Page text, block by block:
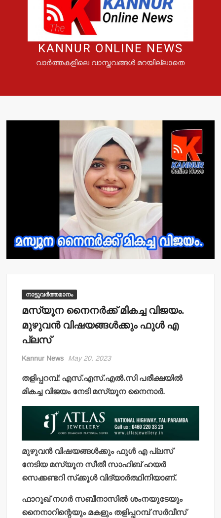
KANNUR ONLINE NEWS
വാർത്തകളിലെ വാസ്തവങ്ങൾ മറയില്ലാതെ
നാട്ടുവർത്തമാനം
മസ്യൂന നൈനര്‍ക്ക് മികച്ച വിജയം.
മുഴുവന്‍ വിഷയങ്ങള്‍ക്കും ഫുള്‍ എ
പ്ലസ്
Kannur News May 20, 2023
തളിപ്പറമ്പ്: എസ്.എസ്.എല്‍.സി പരീക്ഷയില്‍
മികച്ച വിജയം നേടി മസ്യൂന നൈനാര്‍.
മുഴുവന്‍ വിഷയങ്ങള്‍ക്കും ഫുള്‍ എ പ്ലസ്
നേടിയ മസ്യൂന സീതീ സാഹിബ് ഹയര്‍
സെക്കണ്ടറി സ്‌ക്കൂള്‍ വിദ്യാര്‍ത്ഥിനിയാണ്.
ഫാറൂഖ് നഗര്‍ സബീനാസില്‍ ശംനയുടേയും
നൈനാറിന്റെയും മകളും തളിപ്പറമ്പ് സര്‍വീസ്